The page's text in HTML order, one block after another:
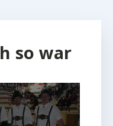
so war